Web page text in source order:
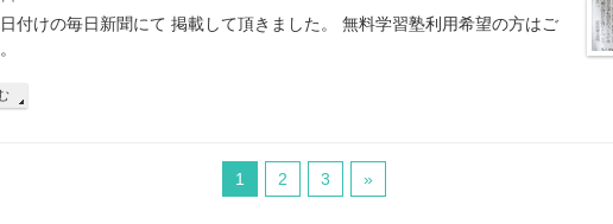
付けの毎日新聞にて 掲載して頂きました。 無料学習塾利用希望の方はご
1 2 3 »